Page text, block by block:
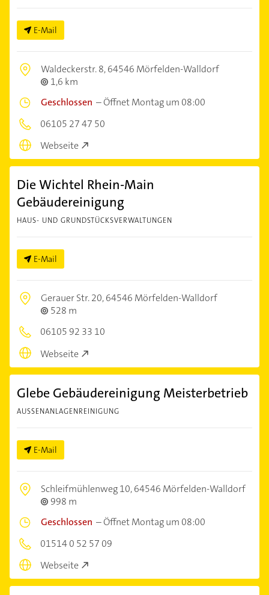
E-Mail
Waldeckerstr. 8,64546 Mörfelden-Walldorf
1,6 km
Geschlossen –Öffnet Montag um 08:00
06105 27 47 50
Webseite
Die Wichtel Rhein-Main
Gebäudereinigung
HAUS- UND GRUNDSTÜCKSVERWALTUNGEN
E-Mail
Gerauer Str. 20,64546 Mörfelden-Walldorf
528 m
06105 92 33 10
Webseite
Glebe Gebäudereinigung Meisterbetrieb
AUSSENANLAGENREINIGUNG
E-Mail
Schleifmühlenweg 10,64546 Mörfelden-Walldorf
998 m
Geschlossen –Öffnet Montag um 08:00
01514 0 52 57 09
Webseite